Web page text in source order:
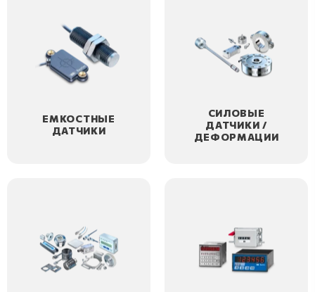
ЕМКОСТНЫЕ
ДАТЧИКИ
СИЛОВЫЕ
ДАТЧИКИ /
ДЕФОРМАЦИИ